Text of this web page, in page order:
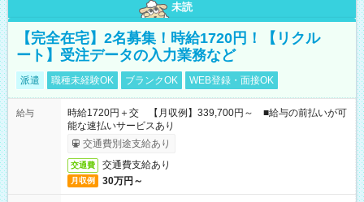
未読
【完全在宅】2名募集！時給1720円！【リクル
ート】受注データの入力業務など
派遣 職種未経験OK ブランクOK WEB登録・面接OK
給与
時給1720円＋交 【月収例】339,700円～ ■給与の前払いが可
能な速払いサービスあり
交通費別途支給あり
交通費 交通費支給あり
月収例 30万円～